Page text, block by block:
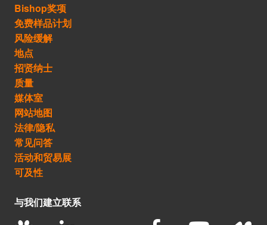
Bishop奖项
免费样品计划
风险缓解
地点
招贤纳士
质量
媒体室
网站地图
法律/隐私
常见问答
活动和贸易展
可及性
与我们建立联系